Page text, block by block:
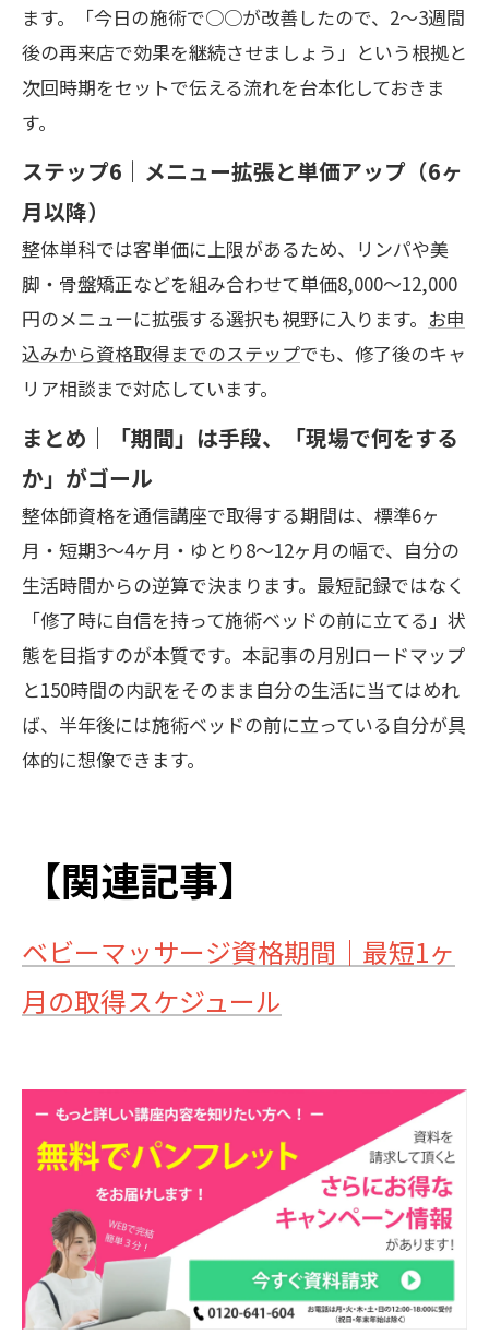
ます。「今日の施術で○○が改善したので、2〜3週間
後の再来店で効果を継続させましょう」という根拠と
次回時期をセットで伝える流れを台本化しておきま
す。
ステップ6｜メニュー拡張と単価アップ（6ヶ
月以降）
整体単科では客単価に上限があるため、リンパや美
脚・骨盤矯正などを組み合わせて単価8,000〜12,000
円のメニューに拡張する選択も視野に入ります。 お申
込みから資格取得までのステップでも、修了後のキャ
リア相談まで対応しています。
まとめ｜「期間」は手段、「現場で何をする
か」がゴール
整体師資格を通信講座で取得する期間は、標準6ヶ
月・短期3〜4ヶ月・ゆとり8〜12ヶ月の幅で、自分の
生活時間からの逆算で決まります。最短記録ではなく
「修了時に自信を持って施術ベッドの前に立てる」状
態を目指すのが本質です。本記事の月別ロードマップ
と150時間の内訳をそのまま自分の生活に当てはめれ
ば、半年後には施術ベッドの前に立っている自分が具
体的に想像できます。
【関連記事】
ベビーマッサージ資格期間｜最短1ヶ
月の取得スケジュール